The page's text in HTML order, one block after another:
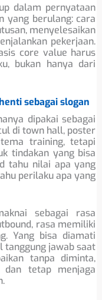
dalam pernyataan
yang berulang: cara
menyelesaikan
pekerjaan.
core value harus
bukan hanya dari
sebagai slogan
dipakai sebagai
di town hall, poster
training, tetapi
tindakan yang bisa
tahu nilai apa yang
perilaku apa yang
sebagai rasa
rasa memiliki
Yang bisa diamati
tanggung jawab saat
tanpa diminta,
dan tetap menjaga